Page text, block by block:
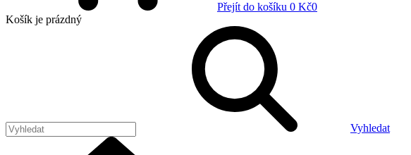
Přejít do košíku 0 Kč0
Košík je prázdný
Vyhledat